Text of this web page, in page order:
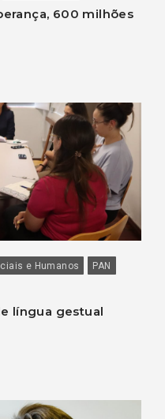
600 milhões
e Humanos
PAN
língua gestual